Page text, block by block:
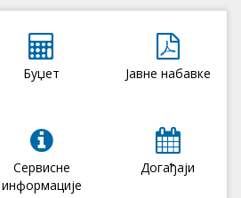
Буџет Јавне набавке
Сервисне
информације
Догађаји